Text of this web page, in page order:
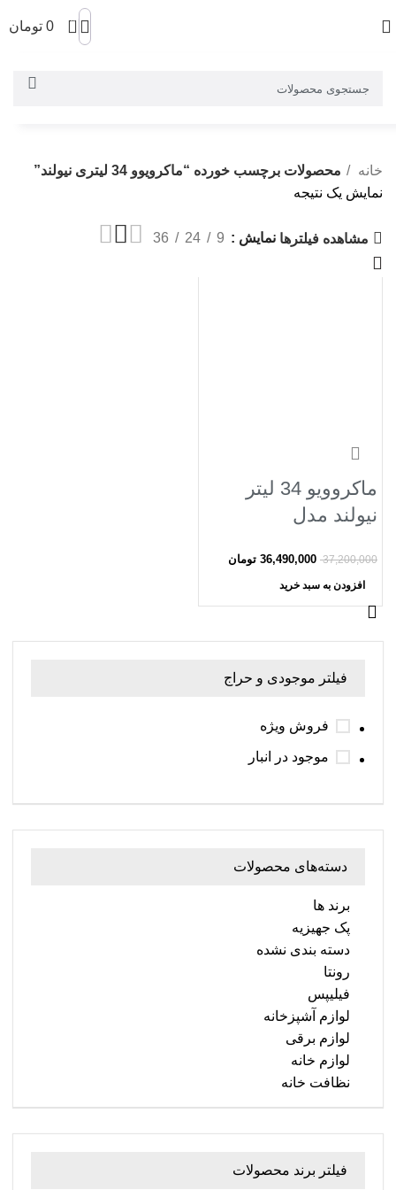
0
0 تومان
فیلتر موجودی و حراج
فروش ویژه
موجود در انبار
دسته‌های محصولات
برند ها
پک جهیزیه
دسته بندی نشده
رونتا
فیلیپس
لوازم آشپزخانه
لوازم برقی
لوازم خانه
نظافت خانه
فیلتر برند محصولات
خانه
محصولات برچسب خورده “ماکرویوو 34 لیتری نیولند”
نمایش یک نتیجه
مشاهده فیلترها نمایش 9
24
36
ماکروویو 34 لیتر
نیولند مدل
NEWLAND NL-
2744BL
37,200,000
36,490,000 تومان
افزودن به سبد خرید